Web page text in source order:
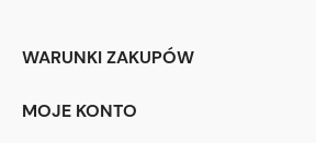
WARUNKI ZAKUPÓW
MOJE KONTO